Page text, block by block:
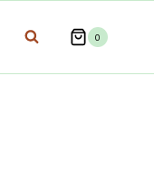
0